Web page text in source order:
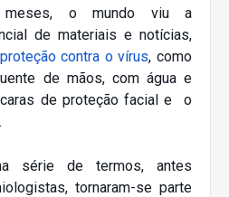
o mundo viu a
de materiais e notícias,
proteção contra o vírus, como
de mãos, com água e
de proteção facial e
o
série de termos, antes
tornaram-se parte